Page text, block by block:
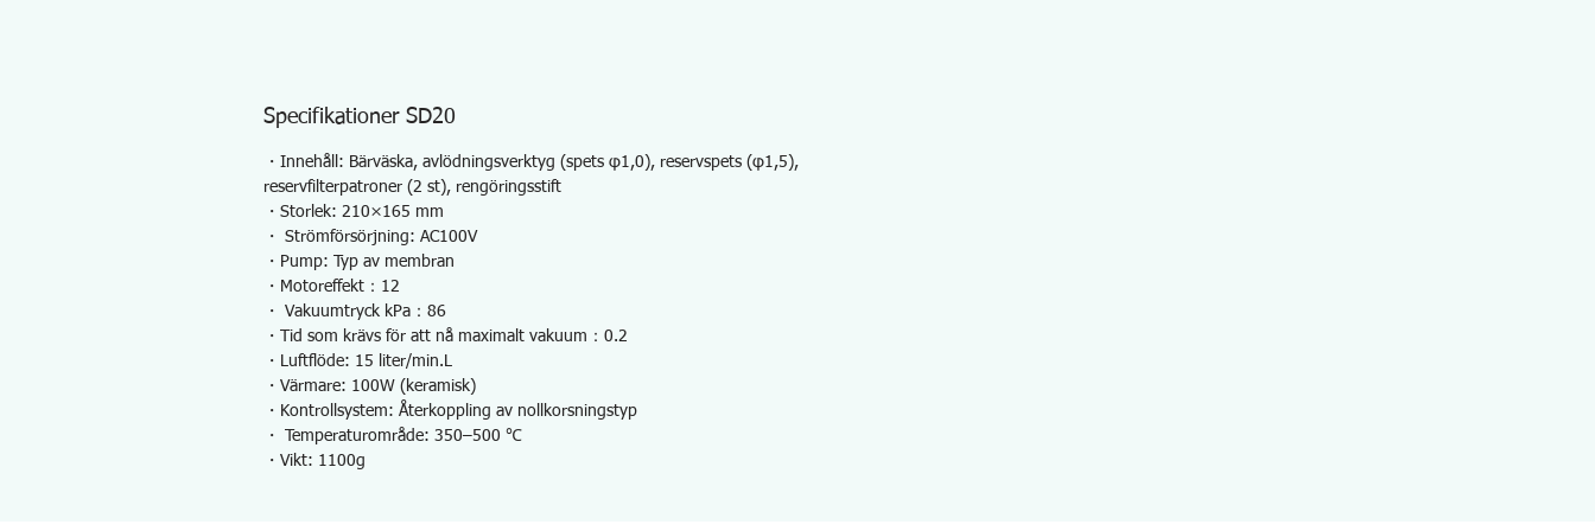
Specifikationer SD20
・Innehåll: Bärväska, avlödningsverktyg (spets φ1,0), reservspets (φ1,5),
reservfilterpatroner (2 st), rengöringsstift
・Storlek: 210×165 mm
・ Strömförsörjning: AC100V
・Pump: Typ av membran
・Motoreffekt：12
・ Vakuumtryck kPa：86
・Tid som krävs för att nå maximalt vakuum：0.2
・Luftflöde: 15 liter/min.L
・Värmare: 100W (keramisk)
・Kontrollsystem: Återkoppling av nollkorsningstyp
・ Temperaturområde: 350–500 ℃
・Vikt: 1100g